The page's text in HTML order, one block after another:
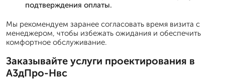
подтверждения оплаты.
Мы рекомендуем заранее согласовать время визита с
менеджером, чтобы избежать ожидания и обеспечить
комфортное обслуживание.
Заказывайте услуги проектирования в
А3дПро-Нвс